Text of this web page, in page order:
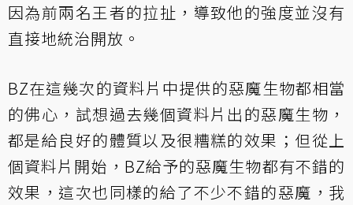
因為前兩名王者的拉扯，導致他的強度並沒有
直接地統治開放。
BZ在這幾次的資料片中提供的惡魔生物都相當
的佛心，試想過去幾個資料片出的惡魔生物，
都是給良好的體質以及很糟糕的效果；但從上
個資料片開始，BZ給予的惡魔生物都有不錯的
效果，這次也同樣的給了不少不錯的惡魔，我